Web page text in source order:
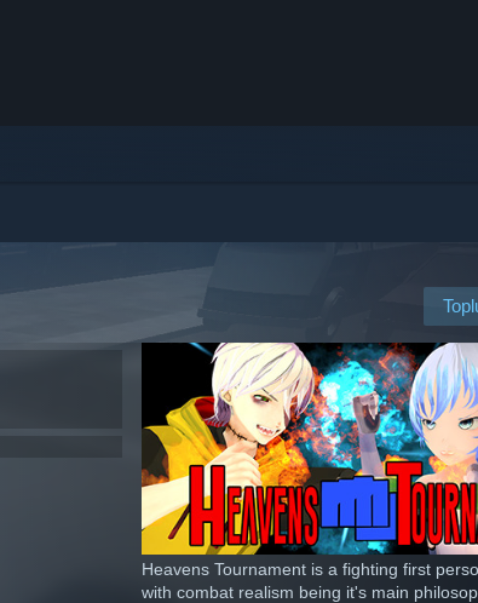
Heavens Tournament is a fighting first
with combat realism being it's main